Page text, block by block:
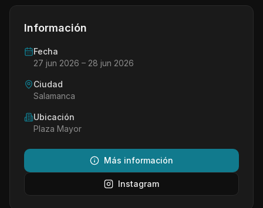
Información
Fecha
27 jun 2026 – 28 jun 2026
Ciudad
Salamanca
Ubicación
Plaza Mayor
Más información
Instagram